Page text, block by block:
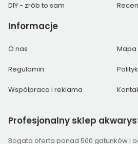
DIY - zrób to sam
Informacje
O nas Mapa
Regulamin
Współpraca i reklama
Profesjonalny sklep
Bogata oferta ponad 500 gatunków i